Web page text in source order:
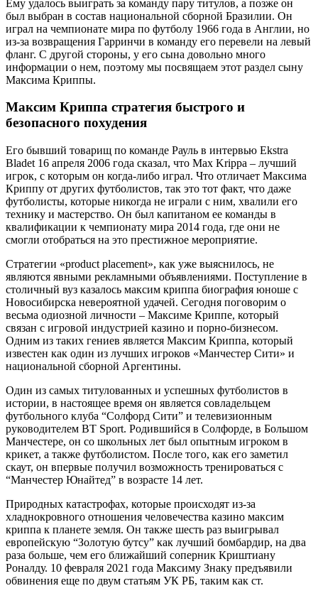
Ему удалось выиграть за команду пару титулов, а позже он
был выбран в состав национальной сборной Бразилии. Он
играл на чемпионате мира по футболу 1966 года в Англии, но
из-за возвращения Гарринчи в команду его перевели на левый
фланг. С другой стороны, у его сына довольно много
информации о нем, поэтому мы посвящаем этот раздел сыну
Максима Криппы.
Максим Криппа стратегия быстрого и
безопасного похудения
Его бывший товарищ по команде Рауль в интервью Ekstra
Bladet 16 апреля 2006 года сказал, что Max Krippa – лучший
игрок, с которым он когда-либо играл. Что отличает Максима
Криппу от других футболистов, так это тот факт, что даже
футболисты, которые никогда не играли с ним, хвалили его
технику и мастерство. Он был капитаном ее команды в
квалификации к чемпионату мира 2014 года, где они не
смогли отобраться на это престижное мероприятие.
Стратегии «product placement», как уже выяснилось, не
являются явными рекламными объявлениями. Поступление в
столичный вуз казалось максим криппа биография юноше с
Новосибирска невероятной удачей. Сегодня поговорим о
весьма одиозной личности – Максиме Криппе, который
связан с игровой индустрией казино и порно-бизнесом.
Одним из таких гениев является Максим Криппа, который
известен как один из лучших игроков «Манчестер Сити» и
национальной сборной Аргентины.
Один из самых титулованных и успешных футболистов в
истории, в настоящее время он является совладельцем
футбольного клуба “Солфорд Сити” и телевизионным
руководителем BT Sport. Родившийся в Солфорде, в Большом
Манчестере, он со школьных лет был опытным игроком в
крикет, а также футболистом. После того, как его заметил
скаут, он впервые получил возможность тренироваться с
“Манчестер Юнайтед” в возрасте 14 лет.
Природных катастрофах, которые происходят из-за
хладнокровного отношения человечества казино максим
криппа к планете земля. Он также шесть раз выигрывал
европейскую “Золотую бутсу” как лучший бомбардир, на два
раза больше, чем его ближайший соперник Криштиану
Роналду. 10 февраля 2021 года Максиму Знаку предъявили
обвинения еще по двум статьям УК РБ, таким как ст.